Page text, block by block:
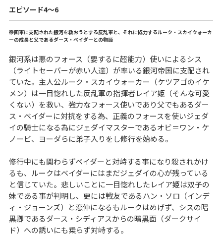
エピソード4〜6
帝国軍に支配された銀河を救おうとする反乱軍と、それに協力するルーク・スカイウォーカ
ーの成長と父であるダース・ベイダーとの物語
銀河系は悪のフォース（要するに超能力）使いによるシス
（ライトセーバーが赤い人達）が率いる銀河帝国に支配され
ていた。主人公ルーク・スカイウォーカー（ケツアゴのイケ
メン）は一目惚れした反乱軍の指揮者レイア姫（そんな可愛
くない）を救い、強力なフォース使いであり父でもあるダー
ス・ベイダーに対抗をする為、正義のフォースを使いジェダ
イの騎士になる為にジェダイマスターであるオビ＝ワン・ケ
ノービ、ヨーダらに弟子入りをし修行を始める。
修行中にも関わらずベイダーと対峙する事になり殺されかけ
るも、ルークはベイダーにはまだジェダイの心が残っている
と信じていた。悲しいことに一目惚れしたレイア姫は双子の
妹である事が判明し、更には戦友であるハン・ソロ（インデ
ィ・ジョーンズ）と恋仲になるもルークはめげず、シスの暗
黒卿であるダース・シディアスからの暗黒面（ダークサイ
ド）への誘いにも乗らず対峙する。